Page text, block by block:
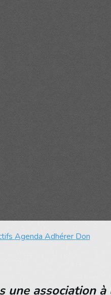
Agenda Adhérer Don
une association